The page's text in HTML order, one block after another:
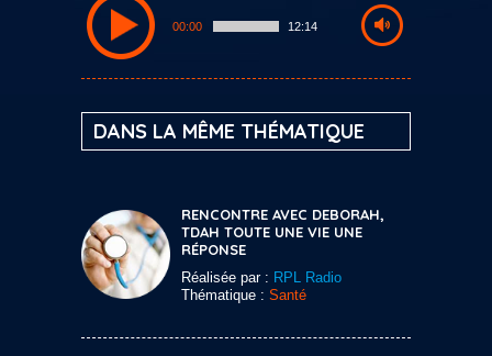
00:00 12:14
DANS LA MÊME THÉMATIQUE
RENCONTRE AVEC DEBORAH,
TDAH TOUTE UNE VIE UNE
RÉPONSE
Réalisée par : RPL Radio
Thématique : Santé